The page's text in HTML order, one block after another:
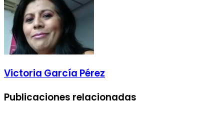
Victoria García Pérez
Publicaciones relacionadas